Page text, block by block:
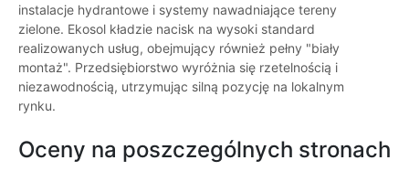
instalacje hydrantowe i systemy nawadniające tereny
zielone. Ekosol kładzie nacisk na wysoki standard
realizowanych usług, obejmujący również pełny "biały
montaż". Przedsiębiorstwo wyróżnia się rzetelnością i
niezawodnością, utrzymując silną pozycję na lokalnym
rynku.
Oceny na poszczególnych stronach